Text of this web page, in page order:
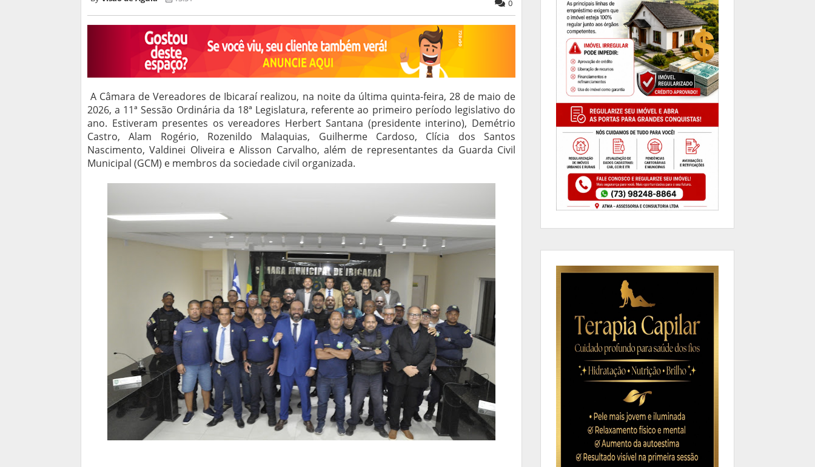
0
A Câmara de Vereadores de Ibicaraí realizou, na noite da última quinta-feira, 28 de maio de
2026, a 11ª Sessão Ordinária da 18ª Legislatura, referente ao primeiro período legislativo do
ano. Estiveram presentes os vereadores Herbert Santana (presidente interino), Demétrio
Castro, Alam Rogério, Rozenildo Malaquias, Guilherme Cardoso, Clícia dos Santos
Nascimento, Valdinei Oliveira e Alisson Carvalho, além de representantes da Guarda Civil
Municipal (GCM) e membros da sociedade civil organizada.